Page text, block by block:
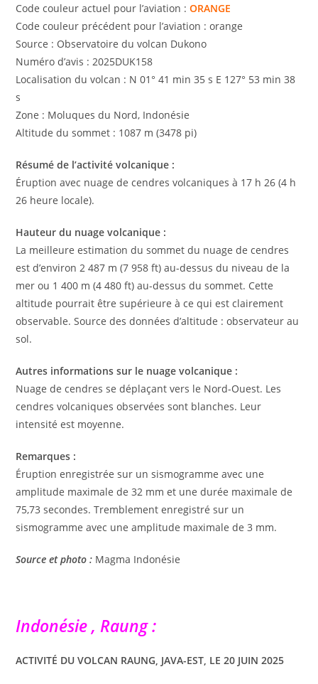
Code couleur actuel pour l’aviation :ORANGE
Code couleur précédent pour l’aviation : orange
Source : Observatoire du volcan Dukono
Numéro d’avis : 2025DUK158
Localisation du volcan : N 01° 41 min 35 s E 127° 53 min 38
s
Zone : Moluques du Nord, Indonésie
Altitude du sommet : 1087 m (3478 pi)
Résumé de l’activité volcanique :
Éruption avec nuage de cendres volcaniques à 17 h 26 (4 h
26 heure locale).
Hauteur du nuage volcanique :
La meilleure estimation du sommet du nuage de cendres
est d’environ 2 487 m (7 958 ft) au-dessus du niveau de la
mer ou 1 400 m (4 480 ft) au-dessus du sommet. Cette
altitude pourrait être supérieure à ce qui est clairement
observable. Source des données d’altitude : observateur au
sol.
Autres informations sur le nuage volcanique :
Nuage de cendres se déplaçant vers le Nord-Ouest. Les
cendres volcaniques observées sont blanches. Leur
intensité est moyenne.
Remarques :
Éruption enregistrée sur un sismogramme avec une
amplitude maximale de 32 mm et une durée maximale de
75,73 secondes. Tremblement enregistré sur un
sismogramme avec une amplitude maximale de 3 mm.
Source et photo : Magma Indonésie
Indonésie , Raung :
ACTIVITÉ DU VOLCAN RAUNG, JAVA-EST, LE 20 JUIN 2025